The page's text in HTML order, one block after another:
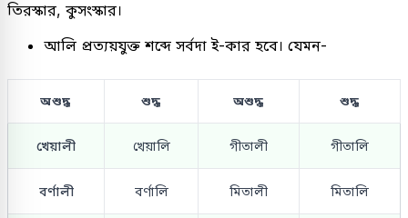
তিরস্কার, কুসংস্কার।
আলি প্রত্যয়যুক্ত শব্দে সর্বদা ই-কার হবে। যেমন-
অশুদ্ধ শুদ্ধ অশুদ্ধ শুদ্ধ
খেয়ালী খেয়ালি গীতালী গীতালি
বর্ণালী বর্ণালি মিতালী মিতালি